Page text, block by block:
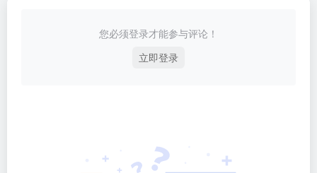
您必须登录才能参与评论！
立即登录